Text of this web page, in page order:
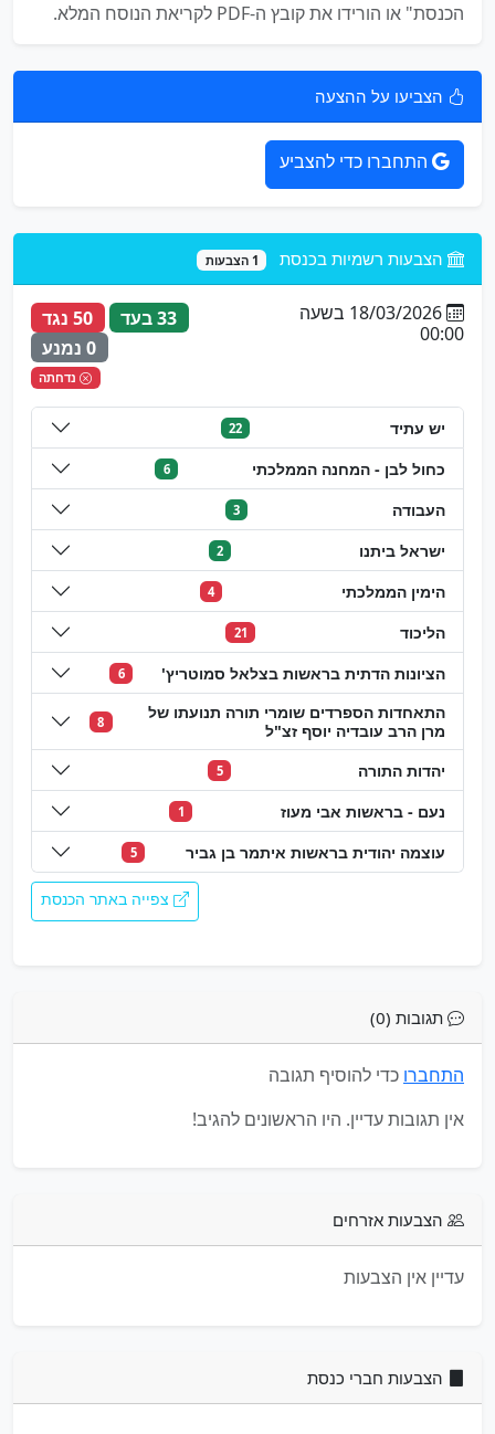
הכנסת" או הורידו את קובץ ה-PDF לקריאת הנוסח המלא.
הצביעו על ההצעה
התחברו כדי להצביע
הצבעות רשמיות בכנסת 1 הצבעות
18/03/2026 בשעה
00:00
33 בעד
50 נגד
0 נמנע
נדחתה
יש עתיד 22
כחול לבן - המחנה הממלכתי 6
העבודה 3
ישראל ביתנו 2
הימין הממלכתי 4
הליכוד 21
הציונות הדתית בראשות בצלאל סמוטריץ' 6
התאחדות הספרדים שומרי תורה תנועתו של
מרן הרב עובדיה יוסף זצ"ל
8
יהדות התורה 5
נעם - בראשות אבי מעוז 1
עוצמה יהודית בראשות איתמר בן גביר 5
צפייה באתר הכנסת
תגובות (0)
התחברו כדי להוסיף תגובה
אין תגובות עדיין. היו הראשונים להגיב!
הצבעות אזרחים
עדיין אין הצבעות
הצבעות חברי כנסת